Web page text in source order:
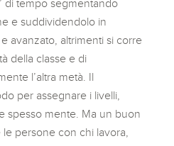
di tempo segmentando
e suddividendolo in
avanzato, altrimenti si corre
della classe e di
l’altra metà. Il
per assegnare i livelli,
spesso mente. Ma un buon
persone con chi lavora,